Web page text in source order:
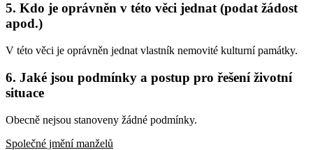
5. Kdo je oprávněn v této věci jednat (podat žádost
apod.)
V této věci je oprávněn jednat vlastník nemovité kulturní památky.
6. Jaké jsou podmínky a postup pro řešení životní
situace
Obecně nejsou stanoveny žádné podmínky.
Společné jmění manželů